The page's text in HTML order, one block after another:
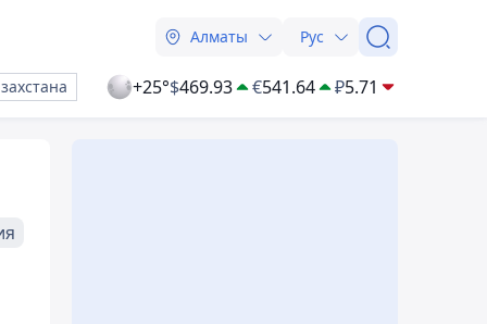
Алматы Рус
+25°$469.93 €541.64 ₽5.71